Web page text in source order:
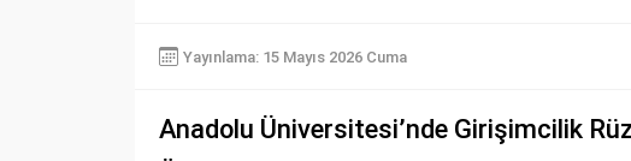
Yayınlama: 15 Mayıs 2026 Cuma
Anadolu Üniversitesi’nde Girişimcilik